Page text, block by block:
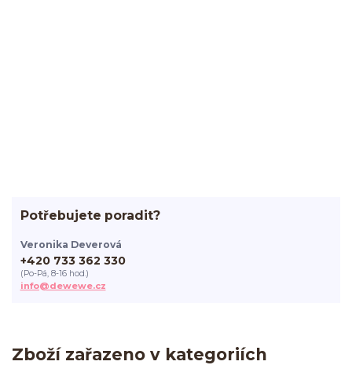
Zboží zařazeno v kategoriích
Potřebujete poradit?
Veronika Deverová
+420 733 362 330
(Po-Pá, 8-16 hod.)
info@dewewe.cz